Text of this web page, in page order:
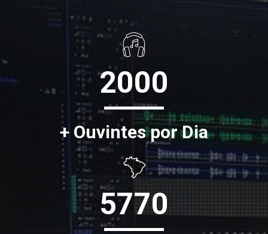
2000
+ Ouvintes por Dia
5770